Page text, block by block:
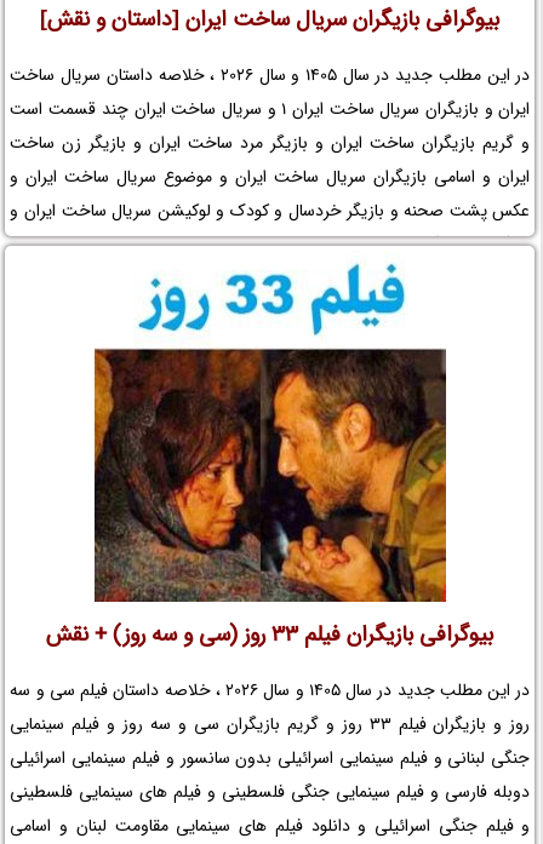
بیوگرافی بازیگران سریال ساخت ایران [داستان و نقش]
در این مطلب جدید در سال 1405 و سال 2026 ، خلاصه داستان سریال ساخت
ایران و بازیگران سریال ساخت ایران 1 و سریال ساخت ایران چند قسمت است
و گریم بازیگران ساخت ایران و بازیگر مرد ساخت ایران و بازیگر زن ساخت
ایران و اسامی بازیگران سریال ساخت ایران و موضوع سریال ساخت ایران و
عکس پشت صحنه و بازیگر خردسال و کودک و لوکیشن سریال ساخت ایران و
بیوگرافی بازیگران مجموعه تلویزیونی ساخت ایران و فیلم ساخت ایران و
افتخارات ساخت ایران 1 و جوایز ساخت ایران و عوامل سریال ساخت ایران را در
بیوگرافی بازیگران فیلم 33 روز (سی و سه روز) + نقش
در این مطلب جدید در سال 1405 و سال 2026 ، خلاصه داستان فیلم سی و سه
روز و بازیگران فیلم 33 روز و گریم بازیگران سی و سه روز و فیلم سینمایی
جنگی لبنانی و فیلم سینمایی اسرائیلی بدون سانسور و فیلم سینمایی اسرائیلی
دوبله فارسی و فیلم سینمایی جنگی فلسطینی و فیلم های سینمایی فلسطینی
و فیلم جنگی اسرائیلی و دانلود فیلم های سینمایی مقاومت لبنان و اسامی